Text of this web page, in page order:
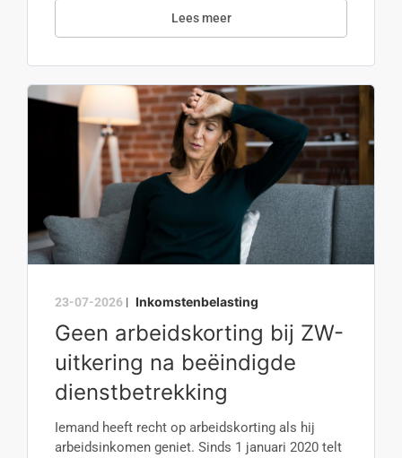
Lees meer
23-07-2026 | Inkomstenbelasting
Geen arbeidskorting bij ZW-
uitkering na beëindigde
dienstbetrekking
Iemand heeft recht op arbeidskorting als hij
arbeidsinkomen geniet. Sinds 1 januari 2020 telt